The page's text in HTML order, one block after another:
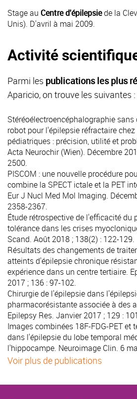
Stage au Centred'épilepsiede la
Unis). D'avril à mai 2009.
Activité
Parmi les publications les plus
Aparicio, on trouve les suivantes :
Stéréoélectroencéphalographie
robot pour l'épilepsie réfractaire
pédiatriques : précision, utilité et
Acta Neurochir (Wien). Décembre
2500.
PISCOM : une nouvelle procédure
combine la SPECT ictale et la PET
Eur J Nucl Med Mol Imaging.
2358-2367.
Étude rétrospective de l'efficacité du
tolérance dans les crises
Scand. Août 2018 ; 138(2) : 122-129.
Résultats des changements de
atteints d'épilepsie chronique
expérience dans un centre tertiaire.
2017 ; 136 : 97-102.
Chirurgie de l'épilepsie dans
pharmacorésistante associée à des
Epilepsy Res. Janvier 2017 ; 129 :
Images combinées 18F-FDG-PET et
dans l'épilepsie du lobe temporal
l'hippocampe. Neuroimage Clin. 6
Voir plus de publications